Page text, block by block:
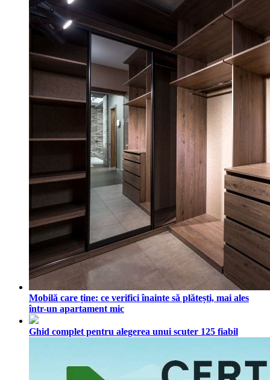
Mobilă care ține: ce verifici înainte să plătești, mai ales
într-un apartament mic
Ghid complet pentru alegerea unui scuter 125 fiabil